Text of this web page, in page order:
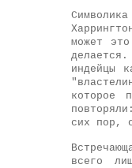
может
индейцы
которое
сих пор,
всего